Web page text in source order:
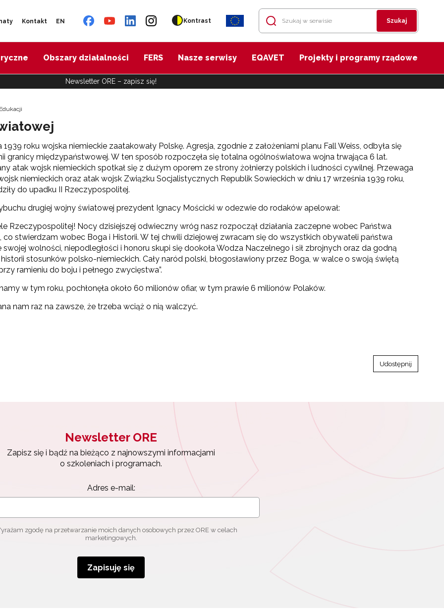
Kontakt EN Kontrast Szukaj
Obszary działalności FERS Nasze serwisy EQAVET Projekty i programy rządowe
Newsletter ORE – zapisz się!
1939 roku wojska niemieckie zaatakowały Polskę. Agresja, zgodnie z założeniami planu Fall Weiss, odbyła się
granicy międzypaństwowej. W ten sposób rozpoczęła się totalna ogólnoświatowa wojna trwająca 6 lat.
atak wojsk niemieckich spotkał się z dużym oporem ze strony żołnierzy polskich i ludności cywilnej. Przewaga
niemieckich oraz atak wojsk Związku Socjalistycznych Republik Sowieckich w dniu 17 września 1939 roku,
do upadku II Rzeczypospolitej.
drugiej wojny światowej prezydent Ignacy Mościcki w odezwie do rodaków apelował:
Rzeczypospolitej! Nocy dzisiejszej odwieczny wróg nasz rozpoczął działania zaczepne wobec Państwa
co stwierdzam wobec Boga i Historii. W tej chwili dziejowej zwracam się do wszystkich obywateli państwa
wolności, niepodległości i honoru skupi się dookoła Wodza Naczelnego i sił zbrojnych oraz da godną
stosunków polsko-niemieckich. Cały naród polski, błogosławiony przez Boga, w walce o swoją świętą
ramieniu do boju i pełnego zwycięstwa”.
w tym roku, pochłonęła około 60 milionów ofiar, w tym prawie 6 milionów Polaków.
nam raz na zawsze, że trzeba wciąż o nią walczyć.
Udostępnij
Newsletter ORE
Zapisz się i bądź na bieżąco z najnowszymi informacjami
o szkoleniach i programach.
Adres e-mail:
zgodę na przetwarzanie moich danych osobowych przez ORE w celach
marketingowych.
Zapisuję się